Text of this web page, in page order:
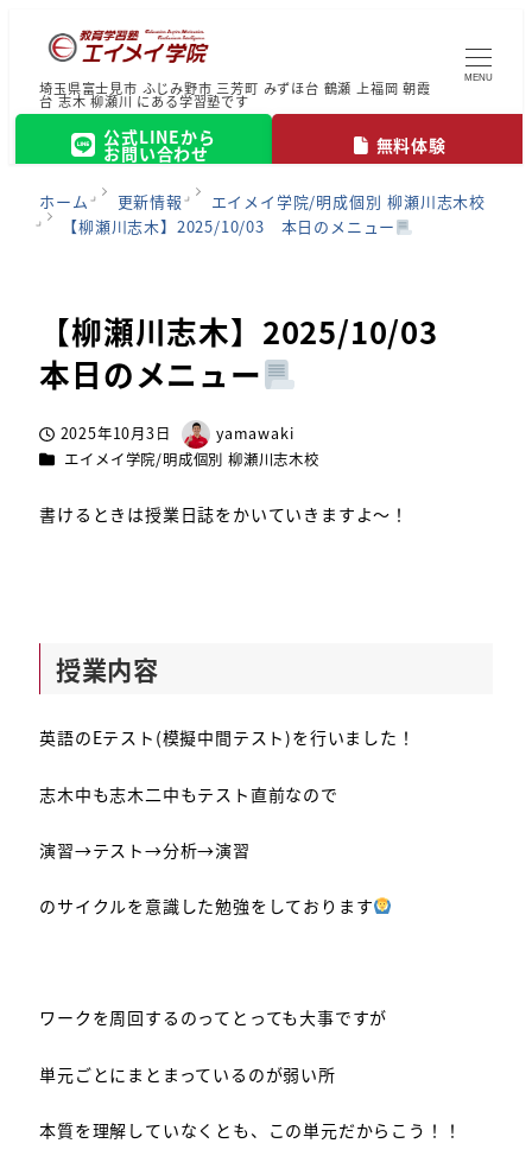
埼玉県富士見市 ふじみ野市 三芳町 みずほ台 鶴瀬 上福岡 朝霞
台 志木 柳瀬川 にある学習塾です
公式LINEから
お問い合わせ 無料体験
MENU
ホーム 更新情報
エイメイ学院/明成個別 柳瀬川志木校
【柳瀬川志木】2025/10/03 本日のメニュー
【柳瀬川志木】2025/10/03
本日のメニュー
投稿日2025年10月3日
著
者
yamawaki
カテゴリー
エイメイ学院/明成個別 柳瀬川志木校
書けるときは授業日誌をかいていきますよ～！
授業内容
英語のEテスト(模擬中間テスト)を行いました！
志木中も志木二中もテスト直前なので
演習→テスト→分析→演習
のサイクルを意識した勉強をしております
ワークを周回するのってとっても大事ですが
単元ごとにまとまっているのが弱い所
本質を理解していなくとも、この単元だからこう！！